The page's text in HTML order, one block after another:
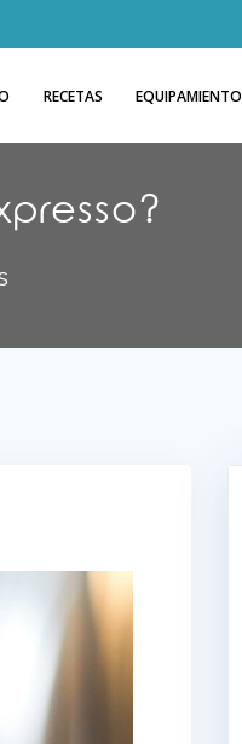
RECETAS EQUIPAMIENTO